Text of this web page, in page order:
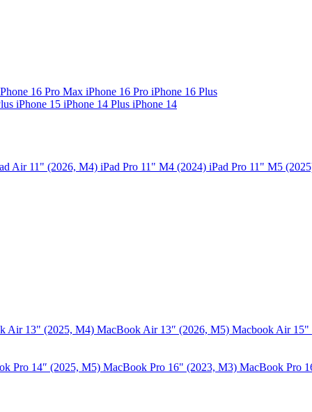
16 Pro Max iPhone 16 Pro iPhone 16 Plus
iPhone 15 iPhone 14 Plus iPhone 14
Air 11" (2026, M4) iPad Pro 11" M4 (2024) iPad Pro 11" M5
Air 13" (2025, M4) MacBook Air 13″ (2026, M5) Macbook Air 15"
Pro 14″ (2025, M5) MacBook Pro 16" (2023, M3) MacBook Pro